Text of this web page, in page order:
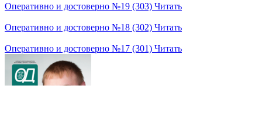
Оперативно и достоверно №19 (303) Читать
Оперативно и достоверно №18 (302) Читать
Оперативно и достоверно №17 (301) Читать